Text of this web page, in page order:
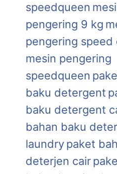
speedqueen
pengering 9 kg
pengering speed
mesin pengering
speedqueen
baku detergent
baku detergent
bahan baku
laundrypaket
deterjen cair